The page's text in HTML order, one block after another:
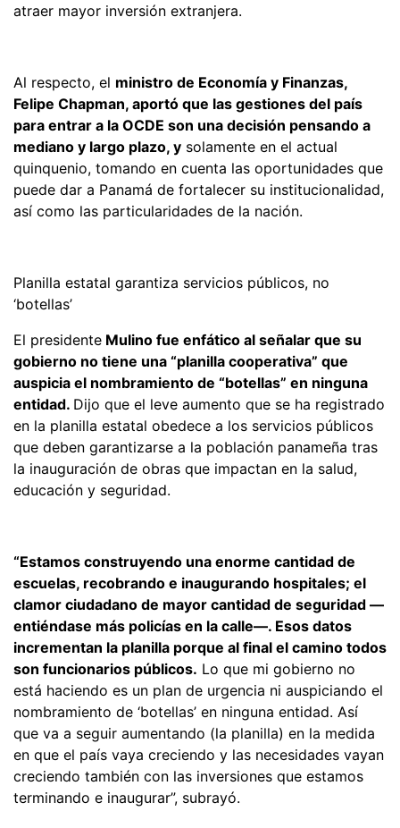
atraer mayor inversión extranjera.
Al respecto, el ministro de Economía y Finanzas,
Felipe Chapman, aportó que las gestiones del país
para entrar a la OCDE son una decisión pensando a
mediano y largo plazo, y solamente en el actual
quinquenio, tomando en cuenta las oportunidades que
puede dar a Panamá de fortalecer su institucionalidad,
así como las particularidades de la nación.
Planilla estatal garantiza servicios públicos, no
‘botellas’
El presidente Mulino fue enfático al señalar que su
gobierno no tiene una “planilla cooperativa” que
auspicia el nombramiento de “botellas” en ninguna
entidad. Dijo que el leve aumento que se ha registrado
en la planilla estatal obedece a los servicios públicos
que deben garantizarse a la población panameña tras
la inauguración de obras que impactan en la salud,
educación y seguridad.
“Estamos construyendo una enorme cantidad de
escuelas, recobrando e inaugurando hospitales; el
clamor ciudadano de mayor cantidad de seguridad —
entiéndase más policías en la calle—. Esos datos
incrementan la planilla porque al final el camino todos
son funcionarios públicos. Lo que mi gobierno no
está haciendo es un plan de urgencia ni auspiciando el
nombramiento de ‘botellas’ en ninguna entidad. Así
que va a seguir aumentando (la planilla) en la medida
en que el país vaya creciendo y las necesidades vayan
creciendo también con las inversiones que estamos
terminando e inaugurar”, subrayó.